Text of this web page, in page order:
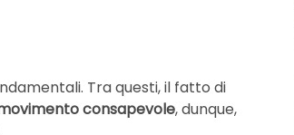
Tra questi, il fatto di
consapevole, dunque,